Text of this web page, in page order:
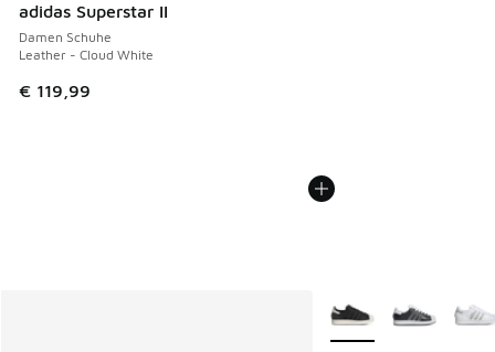
adidas Superstar II
Damen Schuhe
Leather - Cloud White
€ 119,99
Weitere Farben